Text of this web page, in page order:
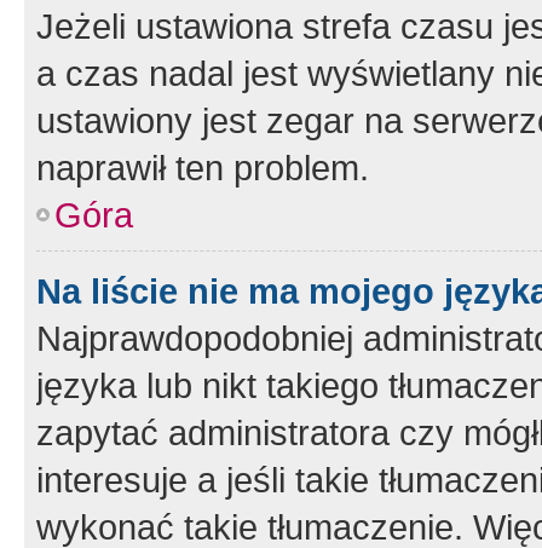
Jeżeli ustawiona strefa czasu
a czas nadal jest wyświetlany
ustawiony jest zegar na
naprawił ten problem.
Góra
Na liście nie ma mojego
Najprawdopodobniej
języka lub nikt takiego
zapytać administratora czy
interesuje a jeśli takie
wykonać takie tłumaczenie.